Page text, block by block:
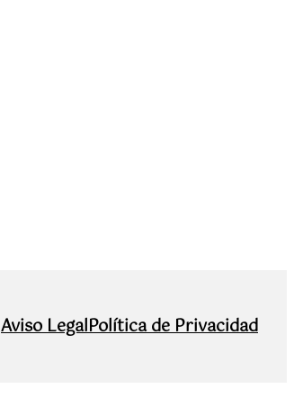
Aviso LegalPolítica de Privacidad